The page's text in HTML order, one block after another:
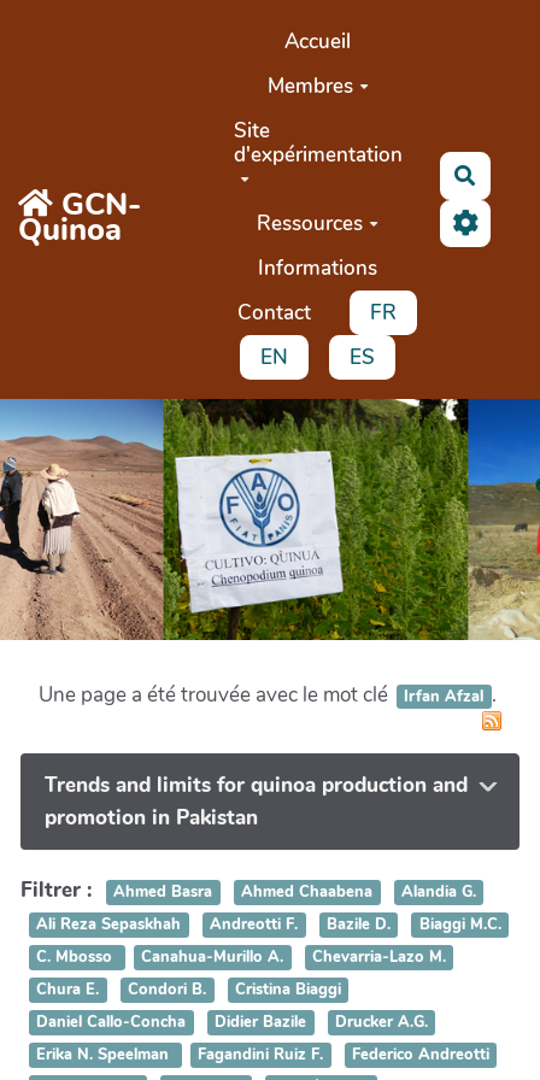
GCN-
Quinoa
Accueil
Membres
Site
d'expérimentation
Ressources
Informations
Contact
FR
EN
ES
Une page a été trouvée avec le mot clé Irfan Afzal .
Trends and limits for quinoa production and
promotion in Pakistan
Filtrer : Ahmed Basra Ahmed Chaabena
Alandia G.
Ali Reza Sepaskhah
Andreotti F. Bazile D.
Biaggi M.C.
C. Mbosso
Canahua-Murillo A.
Chevarria-Lazo M.
Chura E.
Condori B.
Cristina Biaggi
Daniel Callo-Concha
Didier Bazile
Drucker A.G.
Erika N. Speelman
Fagandini Ruiz F.
Federico Andreotti